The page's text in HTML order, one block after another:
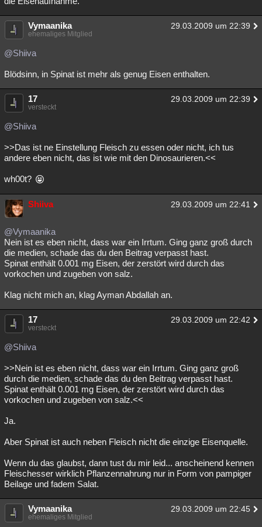
Vymaanika 29.03.2009 um 22:39
ehemaliges Mitglied
@Shiiva
Blödsinn, in Spinat ist mehr als genug Eisen enthalten.
17 29.03.2009 um 22:39
versteckt
@Shiiva
>>Das ist ne Einstellung Fleisch zu essen oder nicht, ich tus
andere eben nicht, das ist wie mit den Dinosaurieren.<<
wh00t?
Shiiva 29.03.2009 um 22:41
@Vymaanika
Nein ist es eben nicht, dass war ein Irrtum. Ging ganz groß durch
die medien, schade das du den Beitrag verpasst hast.
Spinat enthält 0.001 mg Eisen, der zerstört wird durch das
vorkochen und zugeben von salz.
Klag nicht mich an, klag Ayman Abdallah an.
17 29.03.2009 um 22:42
versteckt
@Shiiva
>>Nein ist es eben nicht, dass war ein Irrtum. Ging ganz groß
durch die medien, schade das du den Beitrag verpasst hast.
Spinat enthält 0.001 mg Eisen, der zerstört wird durch das
vorkochen und zugeben von salz.<<
Ja.
Aber Spinat ist auch neben Fleisch nicht die einzige Eisenquelle.
Wenn du das glaubst, dann tust du mir leid... anscheinend kennen
Fleischesser wirklich Pflanzennahrung nur in Form von pampiger
Beilage und fadem Salat.
Vymaanika 29.03.2009 um 22:45
ehemaliges Mitglied